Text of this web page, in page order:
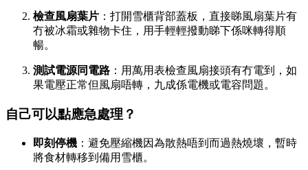
檢查風扇葉片 ：打開雪櫃背部蓋板，直接睇風扇葉片有
冇被冰霜或雜物卡住，用手輕輕撥動睇下係咪轉得順
暢。
測試電源同電路 ：用萬用表檢查風扇接頭有冇電到，如
果電壓正常但風扇唔轉，九成係電機或電容問題。
自己可以點應急處理？
即刻停機 ：避免壓縮機因為散熱唔到而過熱燒壞，暫時
將食材轉移到備用雪櫃。